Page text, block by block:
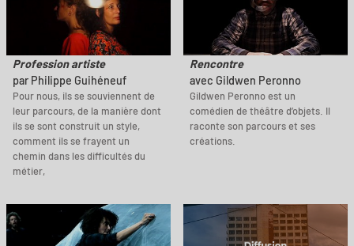
Profession artiste
par Philippe Guihéneuf
Pour nous, ils se souviennent de
leur parcours, de la manière dont
ils se sont construit un style,
comment ils se frayent un
chemin dans les difficultés du
métier,
Rencontre
avec Gildwen Peronno
Gildwen Peronno est un
comédien de théâtre d’objets. Il
raconte son parcours et ses
créations.